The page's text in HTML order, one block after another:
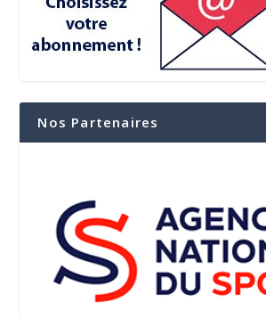
Nos Partenaires